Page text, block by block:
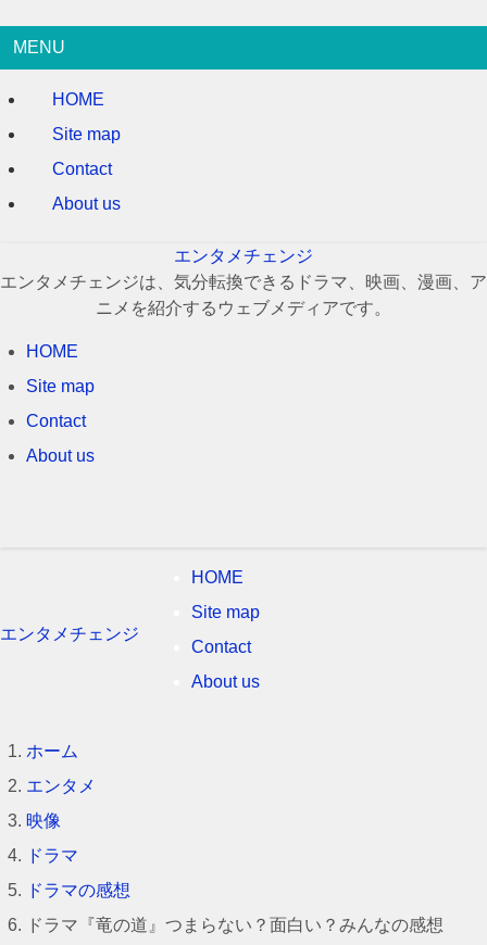
MENU
HOME
Site map
Contact
About us
エンタメチェンジ
エンタメチェンジは、気分転換できるドラマ、映画、漫画、ア
ニメを紹介するウェブメディアです。
HOME
Site map
Contact
About us
エンタメチェンジ
HOME
Site map
Contact
About us
ホーム
エンタメ
映像
ドラマ
ドラマの感想
ドラマ『竜の道』つまらない？面白い？みんなの感想